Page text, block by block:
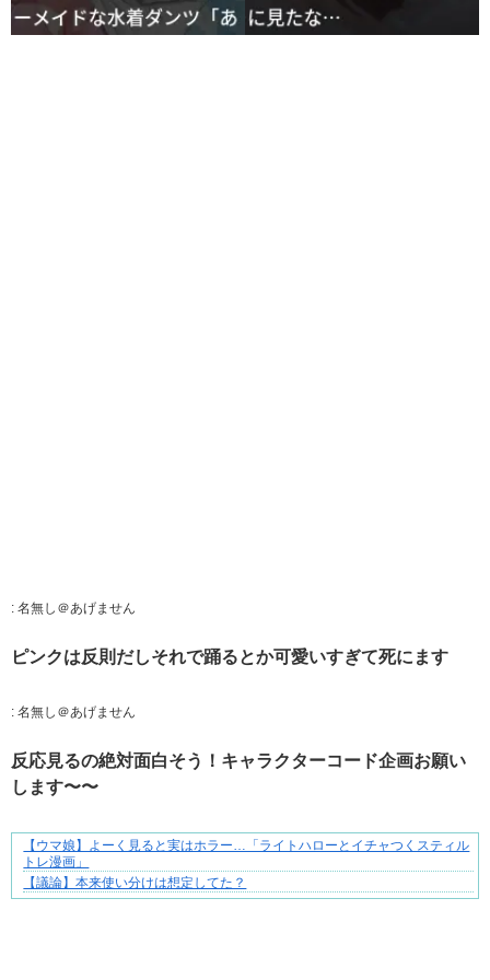
: 名無し＠あげません
ピンクは反則だしそれで踊るとか可愛いすぎて死にます
: 名無し＠あげません
反応見るの絶対面白そう！キャラクターコード企画お願い
します〜〜
三十路女子×後輩男子、近づく心とすれ違い
【ウマ娘】よーく見ると実はホラー…「ライトハローとイチャつくスティル
トレ漫画」
【議論】本来使い分けは想定してた？